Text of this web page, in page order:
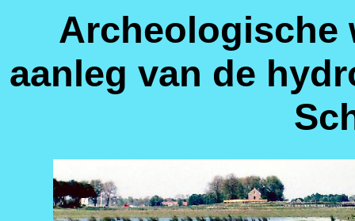
Archeologische
aanleg van de